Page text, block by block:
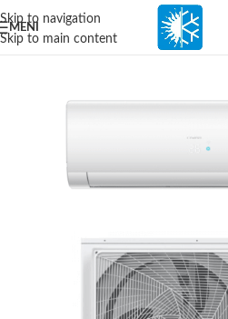
content
Skip to navigation
Skip to main content
MENI